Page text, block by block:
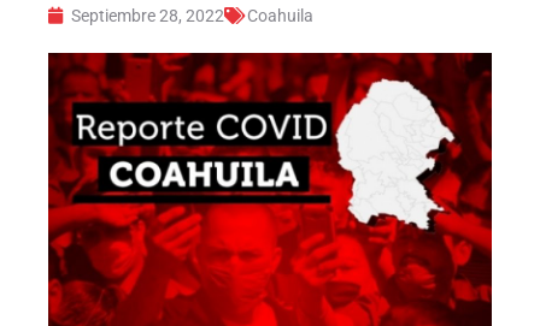
Septiembre 28, 2022 Coahuila